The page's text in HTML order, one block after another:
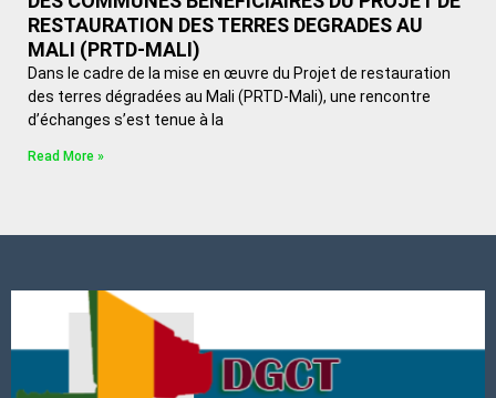
RESTAURATION DES TERRES DEGRADES AU
MALI (PRTD-MALI)
Dans le cadre de la mise en œuvre du Projet de restauration
des terres dégradées au Mali (PRTD-Mali), une rencontre
d’échanges s’est tenue à la
Read More »